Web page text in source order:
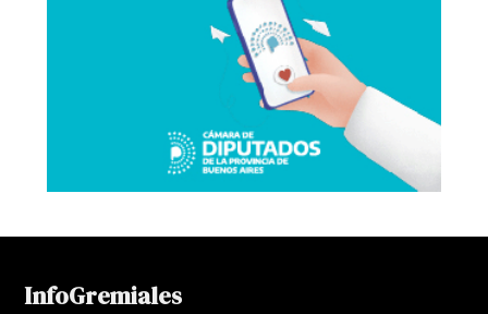
InfoGremiales